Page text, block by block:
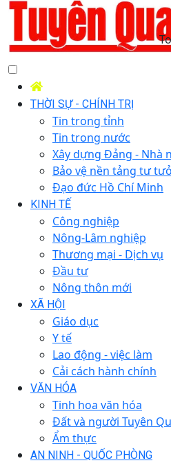
THỜI SỰ - CHÍNH TRỊ
Tin trong tỉnh
Tin trong nước
Xây dựng Đảng - Nhà
Bảo vệ nền tảng tư
Đạo đức Hồ Chí Minh
KINH TẾ
Công nghiệp
Nông-Lâm nghiệp
Thương mại - Dịch vụ
Đầu tư
Nông thôn mới
XÃ HỘI
Giáo dục
Y tế
Lao động - việc làm
Cải cách hành chính
VĂN HÓA
Tinh hoa văn hóa
Đất và người Tuyên
Ẩm thực
AN NINH - QUỐC PHÒNG